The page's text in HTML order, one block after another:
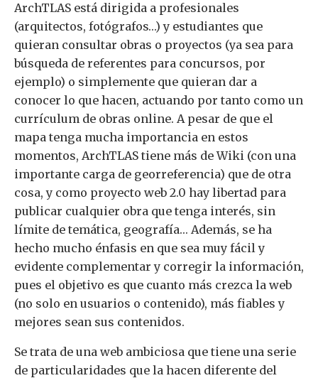
ArchTLAS está dirigida a profesionales
(arquitectos, fotógrafos…) y estudiantes que
quieran consultar obras o proyectos (ya sea para
búsqueda de referentes para concursos, por
ejemplo) o simplemente que quieran dar a
conocer lo que hacen, actuando por tanto como un
currículum de obras online. A pesar de que el
mapa tenga mucha importancia en estos
momentos, ArchTLAS tiene más de Wiki (con una
importante carga de georreferencia) que de otra
cosa, y como proyecto web 2.0 hay libertad para
publicar cualquier obra que tenga interés, sin
límite de temática, geografía… Además, se ha
hecho mucho énfasis en que sea muy fácil y
evidente complementar y corregir la información,
pues el objetivo es que cuanto más crezca la web
(no solo en usuarios o contenido), más fiables y
mejores sean sus contenidos.
Se trata de una web ambiciosa que tiene una serie
de particularidades que la hacen diferente del